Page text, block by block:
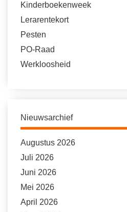
Kinderboekenweek
Lerarentekort
Pesten
PO-Raad
Werkloosheid
Nieuwsarchief
Augustus 2026
Juli 2026
Juni 2026
Mei 2026
April 2026